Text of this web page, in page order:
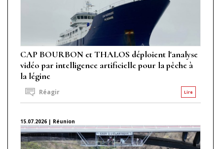
CAP BOURBON et THALOS déploient l'analyse
vidéo par intelligence artificielle pour la pêche à
la légine
Lire
Réagir
15.07.2026 | Réunion